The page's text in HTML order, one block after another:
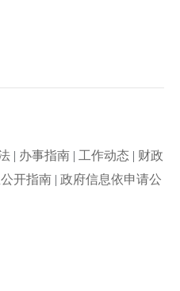
| 办事指南 | 工作动态 | 财政
开指南 | 政府信息依申请公